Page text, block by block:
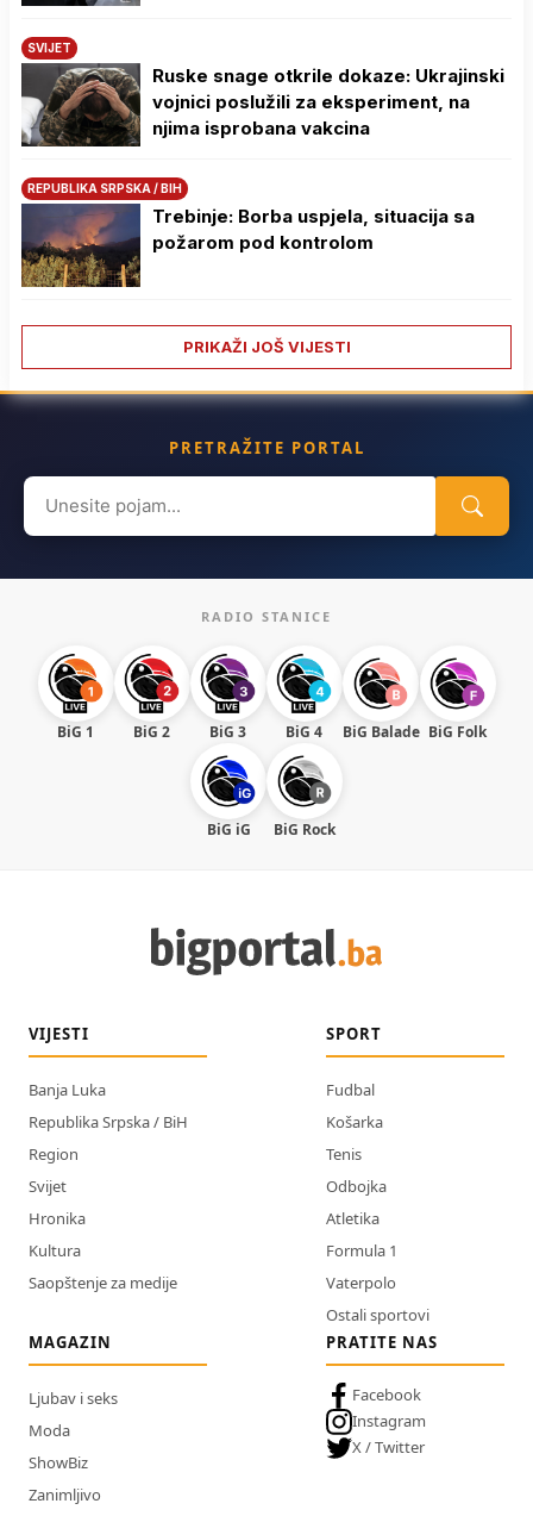
SVIJET
Ruske snage otkrile dokaze: Ukrajinski
vojnici poslužili za eksperiment, na
njima isprobana vakcina
REPUBLIKA SRPSKA / BIH
Trebinje: Borba uspjela, situacija sa
požarom pod kontrolom
PRIKAŽI JOŠ VIJESTI
PRETRAŽITE PORTAL
Search
for:
RADIO STANICE
BiG 1 BiG 2 BiG 3 BiG 4 BiG Balade BiG Folk
BiG iG BiG Rock
VIJESTI
Banja Luka
Republika Srpska / BiH
Region
Svijet
Hronika
Kultura
Saopštenje za medije
SPORT
Fudbal
Košarka
Tenis
Odbojka
Atletika
Formula 1
Vaterpolo
Ostali sportovi
MAGAZIN
Ljubav i seks
Moda
ShowBiz
Zanimljivo
PRATITE NAS
Facebook
Instagram
X / Twitter